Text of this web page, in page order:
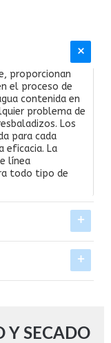
proporcionan
el proceso de
contenida en
problema de
Los
para cada
eficacia. La
línea
todo tipo de
Y SECADO